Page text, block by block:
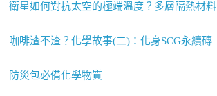
衛星如何對抗太空的極端溫度？多層隔熱材料
咖啡渣不渣？化學故事(二)：化身SCG永續磚
防災包必備化學物質